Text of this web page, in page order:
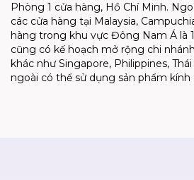
Phòng 1 cửa hàng, Hồ Chí Minh.
các cửa hàng tại Malaysia,
hàng trong khu vực Đông Nam Á là
cũng có kế hoạch mở rộng chi
khác như Singapore, Philippines,
ngoài có thể sử dụng sản phẩm